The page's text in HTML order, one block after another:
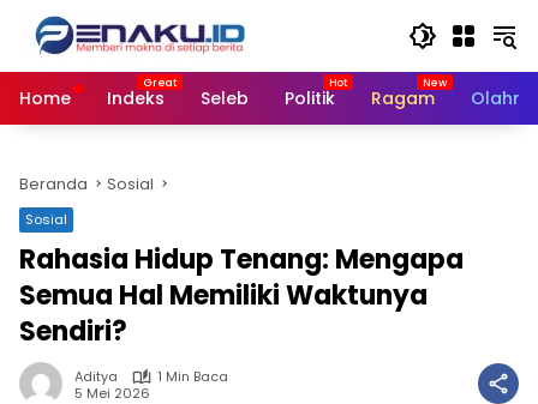
Langsung
konten
Home
Indeks Seleb Politik Ragam
Beranda Sosial
Sosial
Rahasia Hidup Tenang: Mengapa
Semua Hal Memiliki Waktunya
Sendiri?
Aditya
1 Min Baca
5 Mei 2026